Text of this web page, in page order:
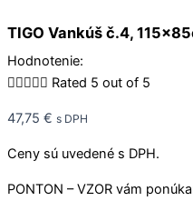
TIGO Vankúš č.4,
Hodnotenie:
 Rated 5 out of 5
47,75 € s DPH
Ceny sú uvedené s DPH.
PONTON – VZOR vám